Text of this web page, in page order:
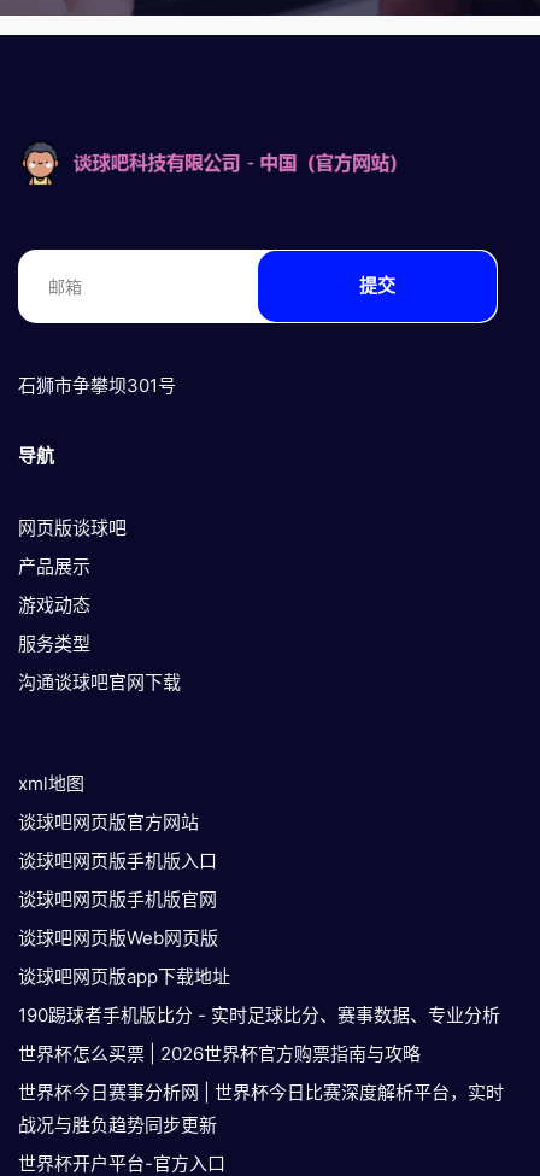
提交
石狮市争攀坝301号
导航
网页版谈球吧
产品展示
游戏动态
服务类型
沟通谈球吧官网下载
xml地图
谈球吧网页版官方网站
谈球吧网页版手机版入口
谈球吧网页版手机版官网
谈球吧网页版Web网页版
谈球吧网页版app下载地址
190踢球者手机版比分 - 实时足球比分、赛事数据、专业分析
世界杯怎么买票 | 2026世界杯官方购票指南与攻略
世界杯今日赛事分析网 | 世界杯今日比赛深度解析平台，实时
战况与胜负趋势同步更新
世界杯开户平台-官方入口